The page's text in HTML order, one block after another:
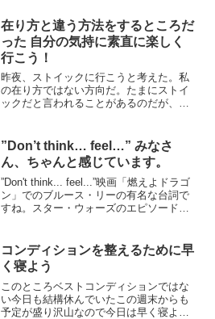
持ちの方にも良い影響が出ます。運動す
ることによって気持ちが上...
在り方と違う方法をするところだ
った 自分の気持に素直に楽しく
行こう！
昨夜、ストイックに行こうと考えた。私
の在り方ではない方向だ。たまにストイ
ックだと言われることがあるのだが、そ
夜のストイックという考えは、自らの欲
を押さえ込むつもりでの考...
”Don’t think… feel…” みなさ
ん、ちゃんと感じています。
”Don't think... feel...”映画「燃えよドラゴ
ン」でのブルース・リーの有名な台詞で
すね。スター・ウォーズのエピソード
ード1「ファントム・メナス」で...
コンディションを整えるために早
く寝よう
このところベストコンディションではな
い今日も結構休んでいたこの週末からも
予定が盛り沢山なので今日は早く寝よう